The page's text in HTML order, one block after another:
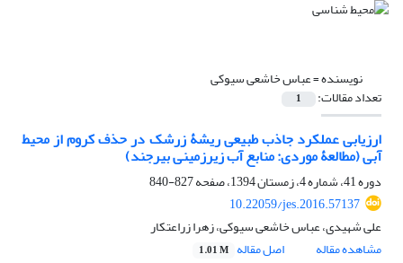
نویسنده =عباس خاشعی سیوکی
تعداد مقالات: 1
ارزیابی عملکرد جاذب طبیعی ریشۀ زرشک در حذف کروم از محیط
آبی (مطالعۀ موردی: منابع آب زیرزمینی بیرجند)
دوره 41، شماره 4، زمستان 1394، صفحه
827-840
10.22059/jes.2016.57137
علی شهیدی، عباس خاشعی سیوکی، زهرا زراعتکار
مشاهده مقاله
اصل مقاله 1.01 M